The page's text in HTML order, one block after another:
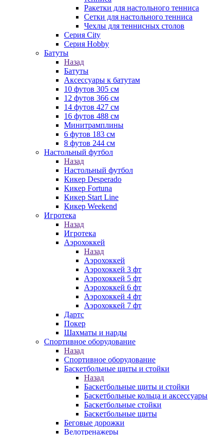
Ракетки для настольного тенниса
Сетки для настольного тенниса
Чехлы для теннисных столов
Серия City
Серия Hobby
Батуты
Назад
Батуты
Аксессуары к батутам
10 футов 305 см
12 футов 366 см
14 футов 427 см
16 футов 488 см
Минитрамплины
6 футов 183 см
8 футов 244 см
Настольный футбол
Назад
Настольный футбол
Кикер Desperado
Кикер Fortuna
Кикер Start Line
Кикер Weekend
Игротека
Назад
Игротека
Аэрохоккей
Назад
Аэрохоккей
Аэрохоккей 3 фт
Аэрохоккей 5 фт
Аэрохоккей 6 фт
Аэрохоккей 4 фт
Аэрохоккей 7 фт
Дартс
Покер
Шахматы и нарды
Спортивное оборудование
Назад
Спортивное оборудование
Баскетбольные щиты и стойки
Назад
Баскетбольные щиты и стойки
Баскетбольные кольца и аксессуары
Баскетбольные стойки
Баскетбольные щиты
Беговые дорожки
Велотренажеры